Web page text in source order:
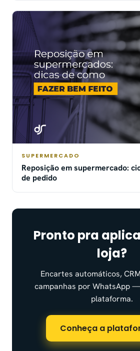
SUPERMERCADO
Reposição em supermercado:
de pedido
Pronto pra
loja?
Encartes automáticos,
campanhas por WhatsApp
plataforma.
Conheça a